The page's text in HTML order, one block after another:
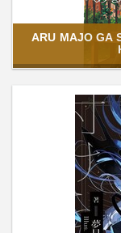
ARU MAJO GA